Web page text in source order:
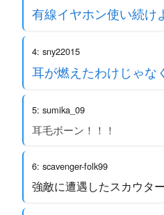
有線イヤホン使い続け
4: sny22015
耳が燃えたわけじゃな
5: sumika_09
耳毛ボーン！！！
6: scavenger-folk99
強敵に遭遇したスカウタ